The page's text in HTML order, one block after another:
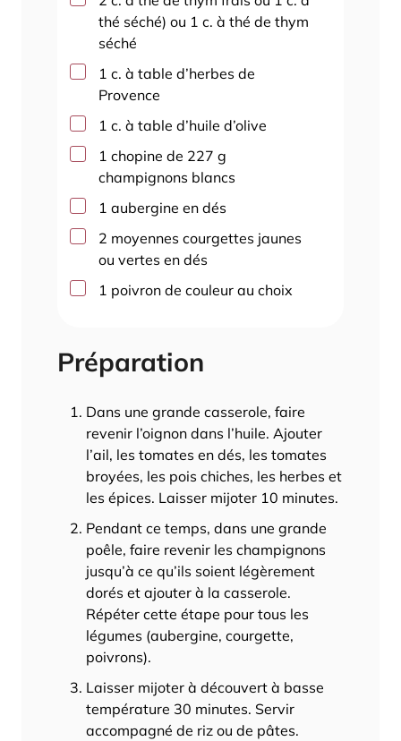
thé séché) ou 1 c. à thé de thym
séché
▢1 c. à table d’herbes de
Provence
▢1 c. à table d’huile d’olive
▢1 chopine de 227 g
champignons blancs
▢1 aubergine en dés
▢
2 moyennes courgettes jaunes
ou vertes en dés
▢1 poivron de couleur au choix
Préparation
Dans une grande casserole, faire
revenir l’oignon dans l’huile. Ajouter
l’ail, les tomates en dés, les tomates
broyées, les pois chiches, les herbes et
les épices. Laisser mijoter 10 minutes.
Pendant ce temps, dans une grande
poêle, faire revenir les champignons
jusqu’à ce qu’ils soient légèrement
dorés et ajouter à la casserole.
Répéter cette étape pour tous les
légumes (aubergine, courgette,
poivrons).
Laisser mijoter à découvert à basse
température 30 minutes. Servir
accompagné de riz ou de pâtes.